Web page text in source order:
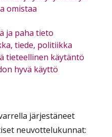
omistaa
ja paha tieto
tiede, politiikka
tieteellinen käytäntö
hyvä käyttö
järjestäneet
neuvottelukunnat: